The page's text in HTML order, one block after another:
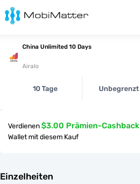
China Unlimited 10 Days
Airalo
10 Tage Unbegrenzt
Verdienen$3.00 Prämien-Cashback
Wallet mit diesem Kauf
Einzelheiten